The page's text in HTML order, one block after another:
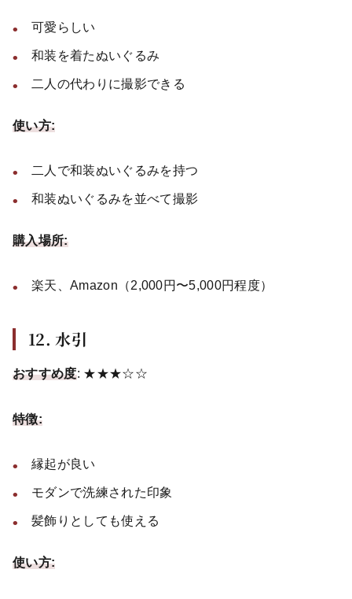
可愛らしい
和装を着たぬいぐるみ
二人の代わりに撮影できる
使い方:
二人で和装ぬいぐるみを持つ
和装ぬいぐるみを並べて撮影
購入場所:
楽天、Amazon（2,000円〜5,000円程度）
12. 水引
おすすめ度: ★★★☆☆
特徴:
縁起が良い
モダンで洗練された印象
髪飾りとしても使える
使い方: